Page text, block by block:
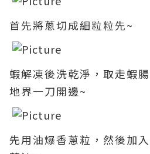
首先將蔥切成細粒粒先~
蝦解凍後洗乾淨 ， 取走蝦腸
地界一刀開邊~
先用油爆香蔥粒，然後加